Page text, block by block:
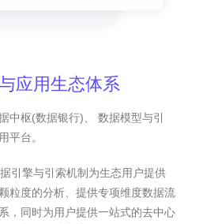
应用生态体系
中枢(数据银行)、 数据模型与引
平台。
引擎与引索机制为生态用户提供
粒度的分析、提供专项维度数据流
，同时为用户提供一站式的去中心